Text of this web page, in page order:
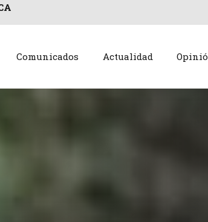
Comunicados Actualidad